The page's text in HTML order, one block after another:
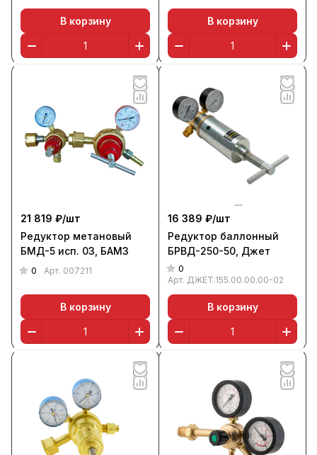
В корзину В корзину
21 819 ₽/шт
Редуктор метановый
БМД-5 исп. 03, БАМЗ
0 Арт. 007211
В корзину
16 389 ₽/шт
Редуктор баллонный
БРВД-250-50, Джет
0
Арт. ДЖЕТ.155.00.00.00-02
В корзину